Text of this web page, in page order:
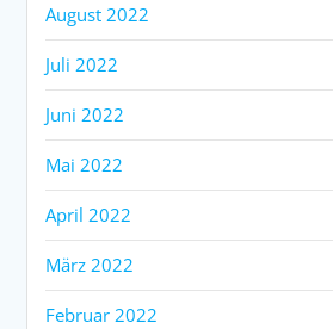
August 2022
Juli 2022
Juni 2022
Mai 2022
April 2022
März 2022
Februar 2022